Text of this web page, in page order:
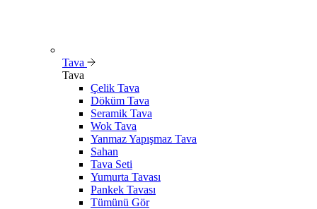
Tava
Tava
Çelik Tava
Döküm Tava
Seramik Tava
Wok Tava
Yanmaz Yapışmaz Tava
Sahan
Tava Seti
Yumurta Tavası
Pankek Tavası
Tümünü Gör